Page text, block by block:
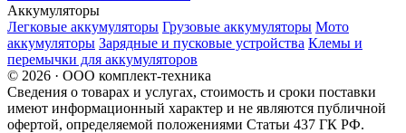
Аккумуляторы
Легковые аккумуляторы Грузовые аккумуляторы Мото
аккумуляторы Зарядные и пусковые устройства Клемы и
перемычки для аккумуляторов
© 2026 · ООО комплект-техника
Сведения о товарах и услугах, стоимость и сроки поставки
имеют информационный характер и не являются публичной
офертой, определяемой положениями Статьи 437 ГК РФ.